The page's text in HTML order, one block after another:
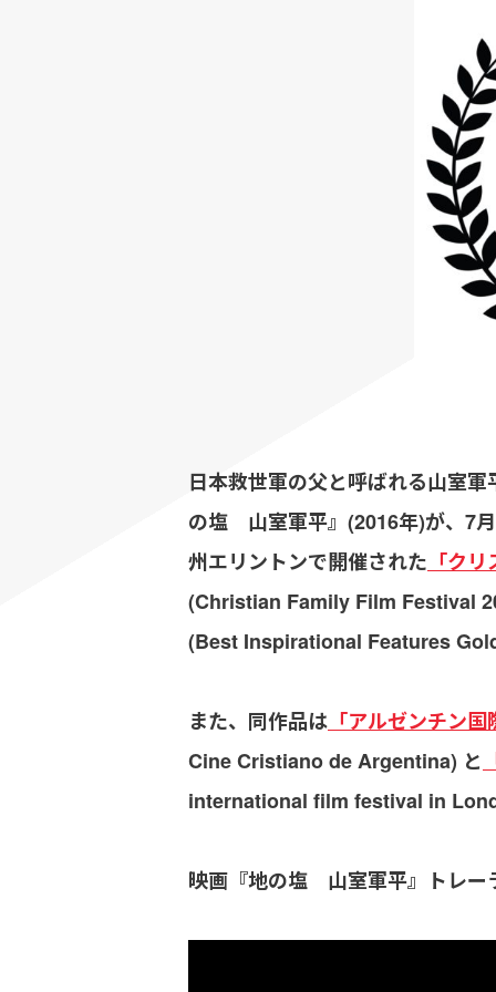
日本救世軍の父と呼ばれる山室
の塩 山室軍平』(2016年)が、7
州エリントンで開催された 「ク
(Christian Family Film Festival
(Best Inspirational Features
また、同作品は 「アルゼンチン
Cine Cristiano de Argentina) と
international film festival in
映画『地の塩 山室軍平』トレー